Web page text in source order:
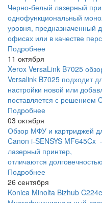
Черно-белый лазерный
однофункциональный
уровня, предназначенный
офисах или в качестве
Подробнее
11 октября
Xerox VersaLink B7025
Versalink B7025 подходит
настройки новой или
поставляется с решением
Подробнее
03 октября
Обзор МФУ и картриджей
Canon i-SENSYS
лазерный принтер,
отличаются
Подробнее
26 сентября
Konica Minolta Bizhub